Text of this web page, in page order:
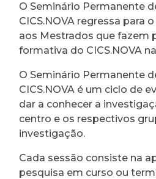
O Seminário Permanente
CICS.NOVA regressa para
aos Mestrados que fazem
formativa do CICS.NOVA
O Seminário Permanente
CICS.NOVA é um ciclo de
dar a conhecer a
centro e os respectivos
investigação.
Cada sessão consiste na
pesquisa em curso ou